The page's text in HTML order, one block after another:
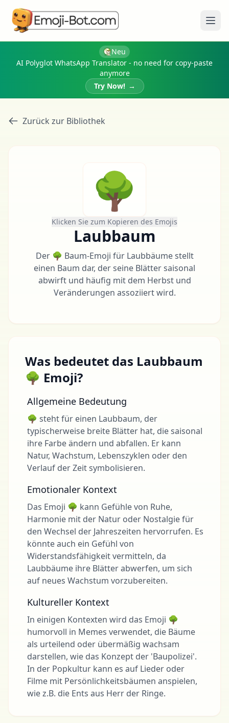
Neu
AI Polyglot WhatsApp Translator - no need for copy-paste
anymore
Try Now! →
Zurück zur Bibliothek
🌳
Klicken Sie zum Kopieren des Emojis
Laubbaum
Der 🌳 Baum-Emoji für Laubbäume stellt
einen Baum dar, der seine Blätter saisonal
abwirft und häufig mit dem Herbst und
Veränderungen assoziiert wird.
Was bedeutet das Laubbaum
🌳 Emoji?
Allgemeine Bedeutung
🌳 steht für einen Laubbaum, der
typischerweise breite Blätter hat, die saisonal
ihre Farbe ändern und abfallen. Er kann
Natur, Wachstum, Lebenszyklen oder den
Verlauf der Zeit symbolisieren.
Emotionaler Kontext
Das Emoji 🌳 kann Gefühle von Ruhe,
Harmonie mit der Natur oder Nostalgie für
den Wechsel der Jahreszeiten hervorrufen. Es
könnte auch ein Gefühl von
Widerstandsfähigkeit vermitteln, da
Laubbäume ihre Blätter abwerfen, um sich
auf neues Wachstum vorzubereiten.
Kultureller Kontext
In einigen Kontexten wird das Emoji 🌳
humorvoll in Memes verwendet, die Bäume
als urteilend oder übermäßig wachsam
darstellen, wie das Konzept der 'Baupolizei'.
In der Popkultur kann es auf Lieder oder
Filme mit Persönlichkeitsbäumen anspielen,
wie z.B. die Ents aus Herr der Ringe.